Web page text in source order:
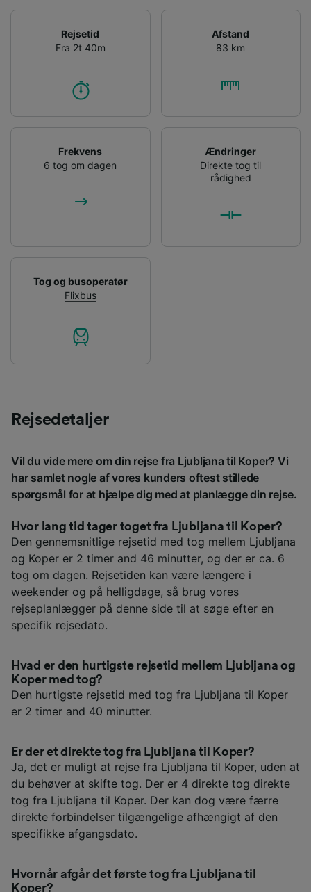
Rejsetid
Fra 2t 40m
Afstand
83 km
Frekvens
6 tog om dagen
Ændringer
Direkte tog til
rådighed
Tog og busoperatør
Flixbus
Rejsedetaljer
Vil du vide mere om din rejse fra Ljubljana til Koper? Vi
har samlet nogle af vores kunders oftest stillede
spørgsmål for at hjælpe dig med at planlægge din rejse.
Hvor lang tid tager toget fra Ljubljana til Koper?
Den gennemsnitlige rejsetid med tog mellem Ljubljana
og Koper er 2 timer and 46 minutter, og der er ca. 6
tog om dagen. Rejsetiden kan være længere i
weekender og på helligdage, så brug vores
rejseplanlægger på denne side til at søge efter en
specifik rejsedato.
Hvad er den hurtigste rejsetid mellem Ljubljana og
Koper med tog?
Den hurtigste rejsetid med tog fra Ljubljana til Koper
er 2 timer and 40 minutter.
Er der et direkte tog fra Ljubljana til Koper?
Ja, det er muligt at rejse fra Ljubljana til Koper, uden at
du behøver at skifte tog. Der er 4 direkte tog direkte
tog fra Ljubljana til Koper. Der kan dog være færre
direkte forbindelser tilgængelige afhængigt af den
specifikke afgangsdato.
Hvornår afgår det første tog fra Ljubljana til
Koper?